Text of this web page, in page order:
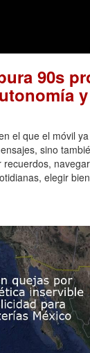
90s
el que el móvil
sino
recuerdos,
elegir